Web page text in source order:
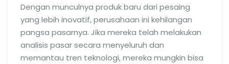
Dengan munculnya produk baru dari pesaing
yang lebih inovatif, perusahaan ini kehilangan
pangsa pasarnya. Jika mereka telah melakukan
analisis pasar secara menyeluruh dan
memantau tren teknologi, mereka mungkin bisa